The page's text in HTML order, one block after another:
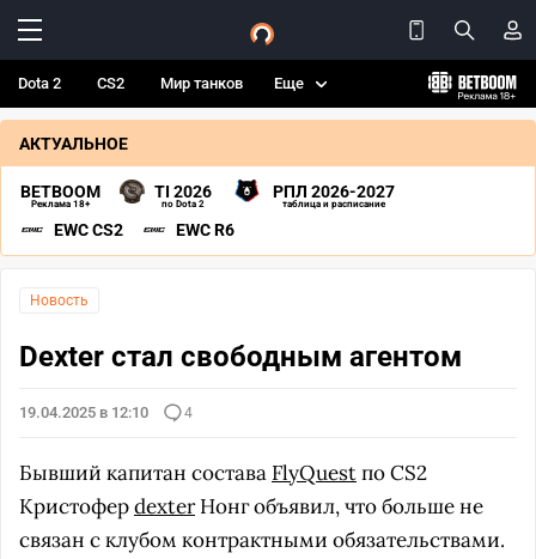
Dota 2 CS2 Мир танков Еще
АКТУАЛЬНОЕ
BETBOOM
Реклама 18+
TI 2026
по Dota 2
РПЛ 2026-2027
таблица и расписание
EWC CS2 EWC R6
Новость
Dexter стал свободным агентом
19.04.2025 в 12:10 4
Бывший капитан состава FlyQuestпо CS2
КристоферdexterНонг объявил, что больше не
связан с клубом контрактными обязательствами.